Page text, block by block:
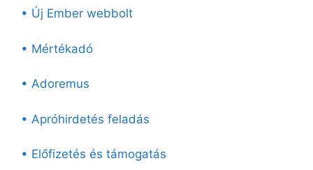
• Új Ember webbolt
• Mértékadó
• Adoremus
• Apróhirdetés feladás
• Előfizetés és támogatás